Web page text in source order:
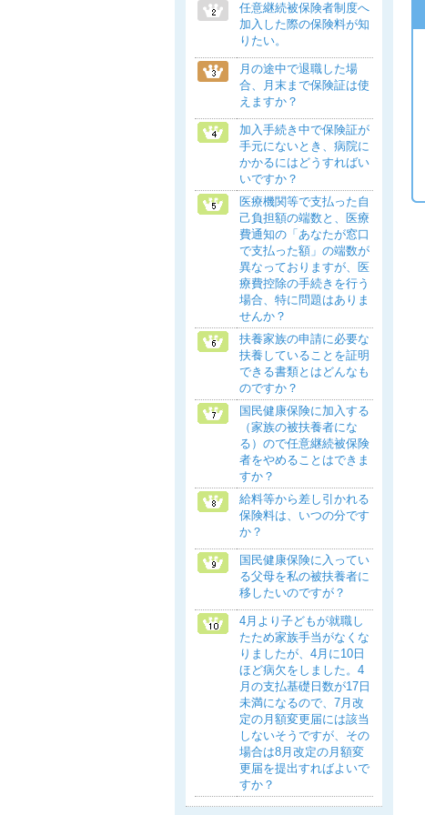
任意継続被保険者制度へ
加入した際の保険料が知
りたい。
月の途中で退職した場
合、月末まで保険証は使
えますか？
加入手続き中で保険証が
手元にないとき、病院に
かかるにはどうすればい
いですか？
医療機関等で支払った自
己負担額の端数と、医療
費通知の「あなたが窓口
で支払った額」の端数が
異なっておりますが、医
療費控除の手続きを行う
場合、特に問題はありま
せんか？
扶養家族の申請に必要な
扶養していることを証明
できる書類とはどんなも
のですか？
国民健康保険に加入する
（家族の被扶養者にな
る）ので任意継続被保険
者をやめることはできま
すか？
給料等から差し引かれる
保険料は、いつの分です
か？
国民健康保険に入ってい
る父母を私の被扶養者に
移したいのですが？
4月より子どもが就職し
たため家族手当がなくな
りましたが、4月に10日
ほど病欠をしました。4
月の支払基礎日数が17日
未満になるので、7月改
定の月額変更届には該当
しないそうですが、その
場合は8月改定の月額変
更届を提出すればよいで
すか？